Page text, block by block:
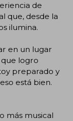
de
que, desde la
ilumina.
en un lugar
que logro
preparado y
está bien.
más musical